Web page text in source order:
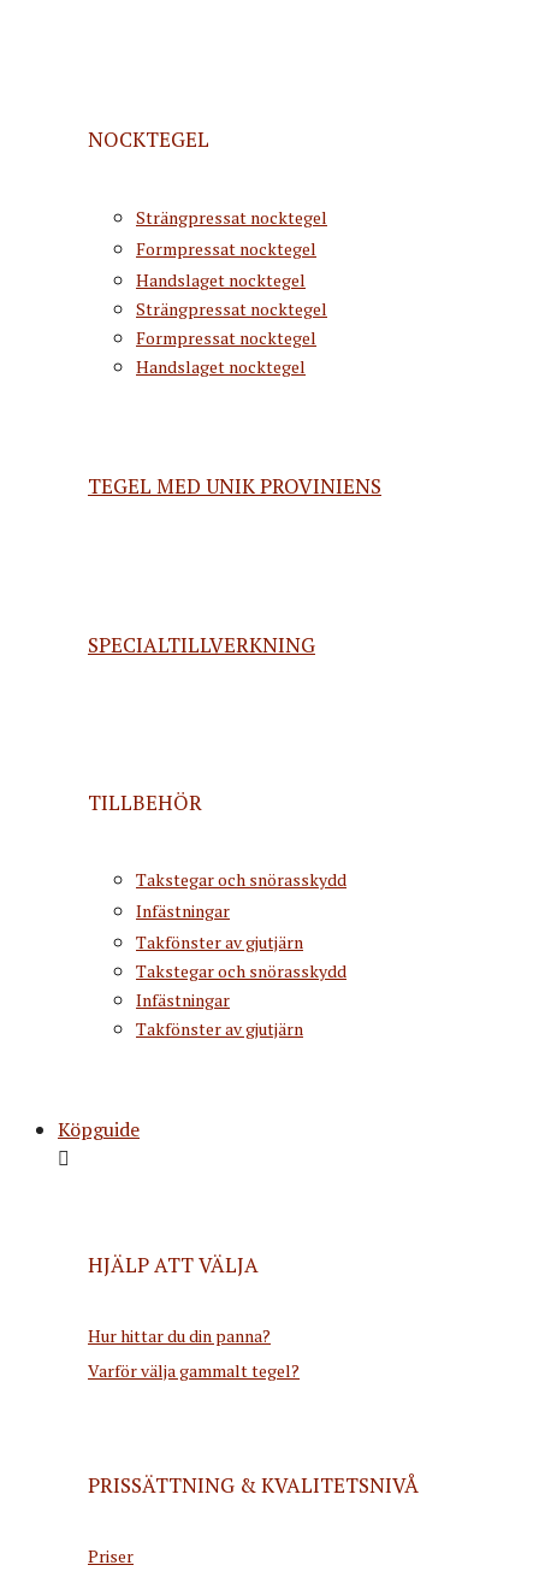
NOCKTEGEL
Strängpressat nocktegel
Formpressat nocktegel
Handslaget nocktegel
Strängpressat nocktegel
Formpressat nocktegel
Handslaget nocktegel
TEGEL MED UNIK PROVINIENS
SPECIALTILLVERKNING
TILLBEHÖR
Takstegar och snörasskydd
Infästningar
Takfönster av gjutjärn
Takstegar och snörasskydd
Infästningar
Takfönster av gjutjärn
Köpguide
HJÄLP ATT VÄLJA
Hur hittar du din panna?
Varför välja gammalt tegel?
PRISSÄTTNING & KVALITETSNIVÅ
Priser